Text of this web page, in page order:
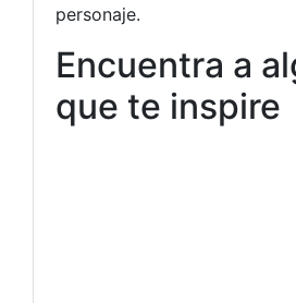
personaje.
Encuentra a
que te inspire